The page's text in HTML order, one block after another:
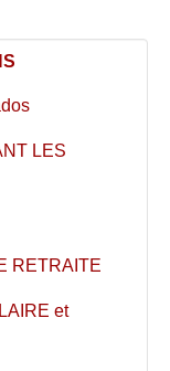
LES
RETRAITE
et